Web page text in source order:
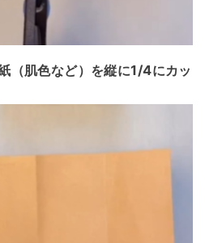
（肌色など）を縦に1/4にカッ